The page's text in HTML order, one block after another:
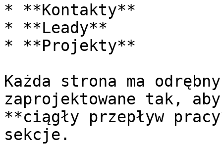
* **Kontakty**
* **Leady**
* **Projekty**
Każda strona ma
zaprojektowane tak,
**ciągły przepływ
sekcje.